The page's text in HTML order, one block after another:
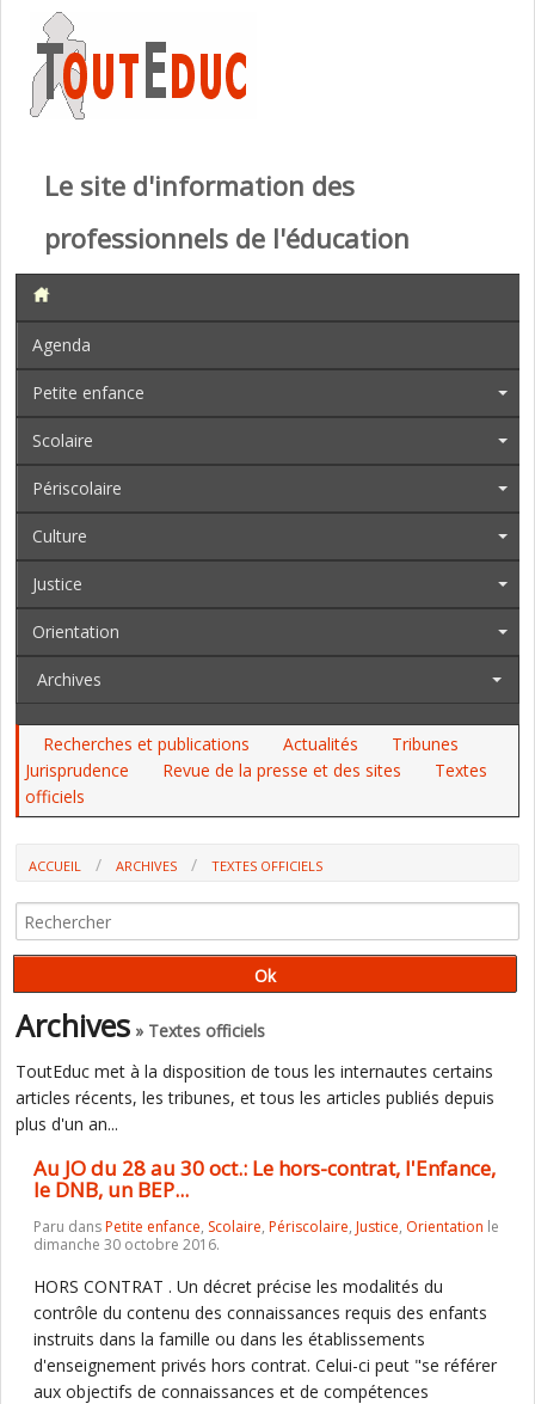
Le site d'information des
professionnels de l'éducation
Agenda
Petite enfance
Scolaire
Périscolaire
Culture
Justice
Orientation
Archives
Recherches et publications Actualités
Tribunes
Jurisprudence
Revue de la presse et des sites
Textes
officiels
ACCUEIL ARCHIVES
TEXTES OFFICIELS
BEP...
Archives » Textes officiels
ToutEduc met à la disposition de tous les internautes certains
articles récents, les tribunes, et tous les articles publiés depuis
plus d'un an...
Au JO du 28 au 30 oct.: Le hors-contrat, l'Enfance,
le DNB, un BEP...
Paru dansPetite enfance, Scolaire, Périscolaire, Justice, Orientation le
dimanche 30 octobre 2016.
HORS CONTRAT . Un décret précise les modalités du
contrôle du contenu des connaissances requis des enfants
instruits dans la famille ou dans les établissements
d'enseignement privés hors contrat. Celui-ci peut "se référer
aux objectifs de connaissances et de compétences